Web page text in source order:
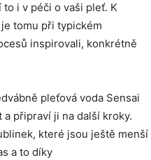
i v péči o vaši pleť. K
tomu při typickém
inspirovali, konkrétně
pleťová voda Sensai
připraví ji na další kroky.
které jsou ještě menší
a to díky